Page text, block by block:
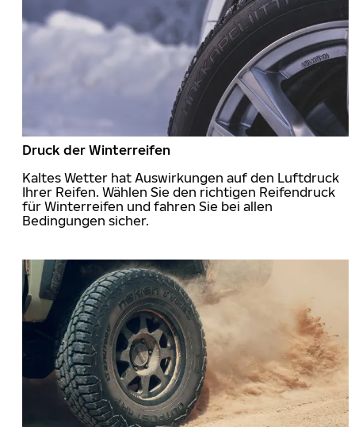
Druck der Winterreifen
Kaltes Wetter hat Auswirkungen auf den Luftdruck
Ihrer Reifen. Wählen Sie den richtigen Reifendruck
für Winterreifen und fahren Sie bei allen
Bedingungen sicher.